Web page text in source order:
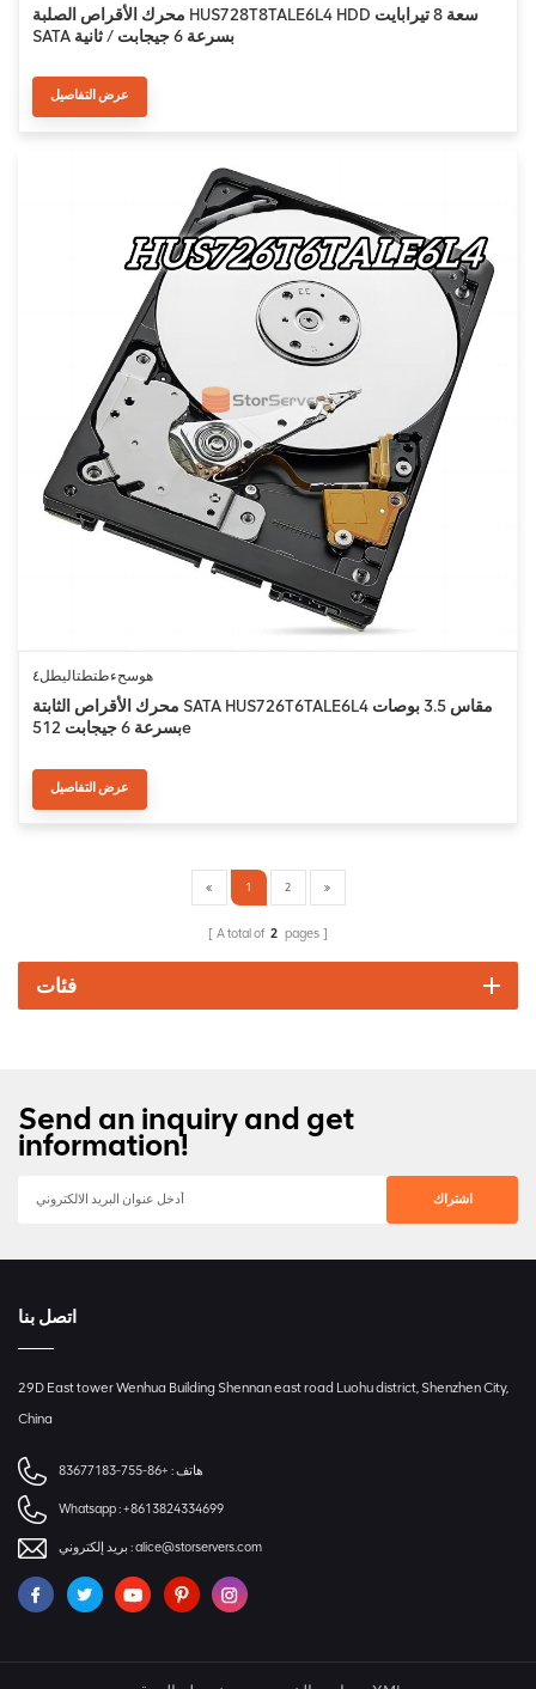
محرك الأقراص الصلبة HUS728T8TALE6L4 HDD سعة 8 تيرابايت
SATA بسرعة 6 جيجابت / ثانية
عرض التفاصيل
هوسحءطتطتاليطل٤
محرك الأقراص الثابتة SATA HUS726T6TALE6L4 مقاس 3.5 بوصات
بسرعة 6 جيجابت 512e
عرض التفاصيل
1 2
A total of 2 pages
فئات
Send an inquiry and get
information!
اتصل بنا
29D East tower Wenhua Building Shennan east road Luohu district, Shenzhen City,
China
هاتف : +86-755-83677183
Whatsapp :+8613824334699
بريد إلكتروني :alice@storservers.com